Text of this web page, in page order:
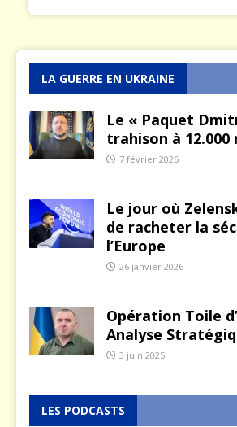
LA GUERRE EN UKRAINE
Le « Paquet
trahison à 12.000
7 février 2026
Le jour où
de racheter la
l’Europe
26 janvier 2026
Opération Toile
Analyse
3 juin 2025
LES PODCASTS